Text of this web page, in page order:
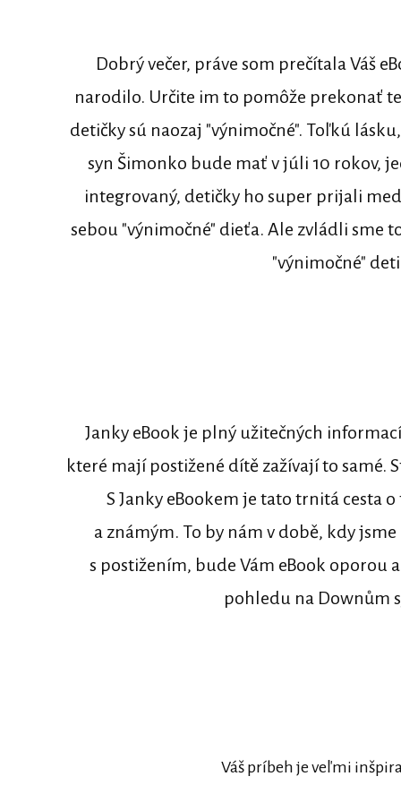
Dobrý večer, práve som prečítala Váš
narodilo. Určite im to pomôže prekonať
detičky sú naozaj "výnimočné". Toľkú
syn Šimonko bude mať v júli 10 rokov,
integrovaný, detičky ho super prijali
sebou "výnimočné" dieťa. Ale zvládli sme
"výnimočné"
Janky eBook je plný užitečných
které mají postižené dítě zažívají to samé.
S Janky eBookem je tato trnitá cesta
a známým. To by nám v době, kdy
s postižením, bude Vám eBook
pohledu na Downům
Váš príbeh je veľmi